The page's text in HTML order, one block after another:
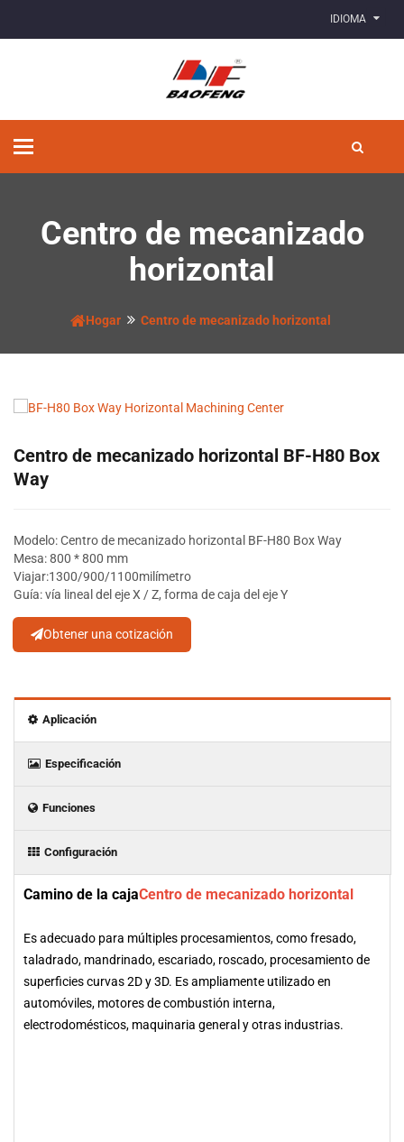
IDIOMA
Alternar
Centro de mecanizado
horizontal
Hogar Centro de mecanizado horizontal
Centro de mecanizado horizontal BF-H80 Box
Way
Modelo: Centro de mecanizado horizontal BF-H80 Box Way
Mesa: 800 * 800 mm
Viajar:1300/900/1100milímetro
Guía: vía lineal del eje X / Z, forma de caja del eje Y
Obtener una cotización
Aplicación
Especificación
Funciones
Configuración
Camino de la cajaCentro de mecanizado horizontal
Es adecuado para múltiples procesamientos, como fresado,
taladrado, mandrinado, escariado, roscado, procesamiento de
superficies curvas 2D y 3D. Es ampliamente utilizado en
automóviles, motores de combustión interna,
electrodomésticos, maquinaria general y otras industrias.